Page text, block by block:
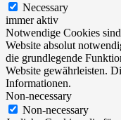
Necessary
immer aktiv
Notwendige Cookies
Website absolut
die grundlegende
Website gewährleisten.
Informationen.
Non-necessary
Non-necessary